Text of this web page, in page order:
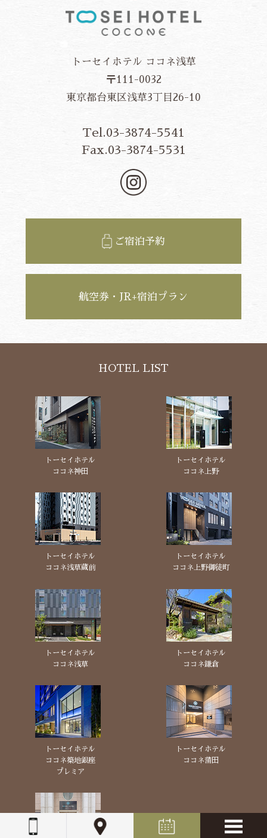
トーセイホテル ココネ浅草
〒111-0032
東京都台東区浅草3丁目26-10
Tel.03-3874-5541
Fax.03-3874-5531
ご宿泊予約
航空券・JR+宿泊プラン
HOTEL LIST
トーセイホテル
ココネ神田
トーセイホテル
ココネ上野
トーセイホテル
ココネ浅草蔵前
トーセイホテル
ココネ上野御徒町
トーセイホテル
ココネ浅草
トーセイホテル
ココネ鎌倉
トーセイホテル
ココネ築地銀座
プレミア
トーセイホテル
ココネ蒲田